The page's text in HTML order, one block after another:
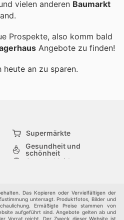
vielen anderen Baumarkt
Prospekte, also komm bald
Angebote zu finden!
heute an zu sparen.
Supermärkte
Gesundheit und
schönheit
Sportbekleidung
Das Kopieren oder Vervielfältigen der
untersagt. Produktfotos, Bilder und
Ermäßigte Preise stammen von
aufgeführt sind. Angebote gelten ab und
Vorrat reicht. Der Zweck dieser Website ist